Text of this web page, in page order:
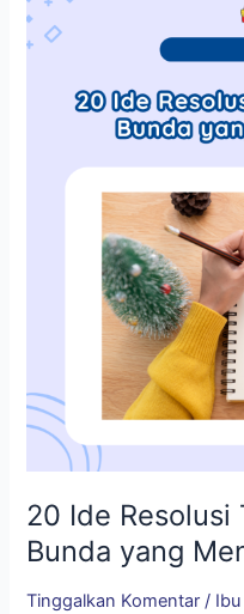
20 Ide Resolusi
Bunda yang
Tinggalkan Komentar /
Ide
Tahun
Bunda
Menginspirasi!